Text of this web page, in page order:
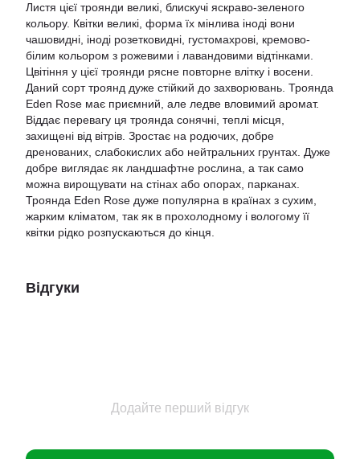
Листя цієї троянди великі, блискучі яскраво-зеленого
кольору. Квітки великі, форма їх мінлива іноді вони
чашовидні, іноді розетковидні, густомахрові, кремово-
білим кольором з рожевими і лавандовими відтінками.
Цвітіння у цієї троянди рясне повторне влітку і восени.
Даний сорт троянд дуже стійкий до захворювань. Троянда
Eden Rose має приємний, але ледве вловимий аромат.
Віддає перевагу ця троянда сонячні, теплі місця,
захищені від вітрів. Зростає на родючих, добре
дренованих, слабокислих або нейтральних грунтах. Дуже
добре виглядає як ландшафтне рослина, а так само
можна вирощувати на стінах або опорах, парканах.
Троянда Eden Rose дуже популярна в країнах з сухим,
жарким кліматом, так як в прохолодному і вологому її
квітки рідко розпускаються до кінця.
Відгуки
Додайте перший відгук